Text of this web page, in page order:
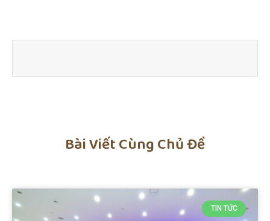
Bài Viết Cùng Chủ Đề
TIN TỨC